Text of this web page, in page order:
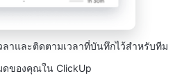
าและติดตามเวลาที่บันทึกไว้สำหรับทีม
ดของคุณใน ClickUp